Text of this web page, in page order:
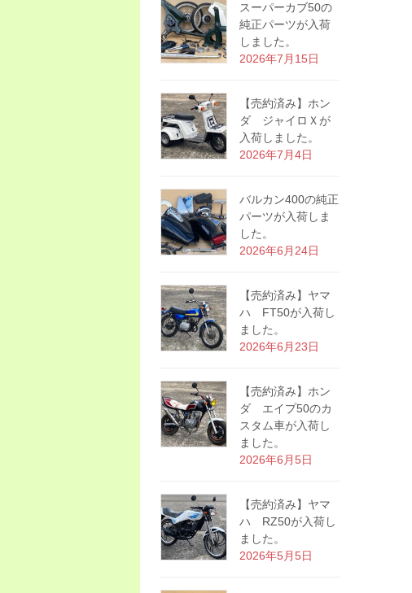
スーパーカブ50の
純正パーツが入荷
しました。
2026年7月15日
【売約済み】ホン
ダ ジャイロＸが
入荷しました。
2026年7月4日
バルカン400の純正
パーツが入荷しま
した。
2026年6月24日
【売約済み】ヤマ
ハ FT50が入荷し
ました。
2026年6月23日
【売約済み】ホン
ダ エイプ50のカ
スタム車が入荷し
ました。
2026年6月5日
【売約済み】ヤマ
ハ RZ50が入荷し
ました。
2026年5月5日